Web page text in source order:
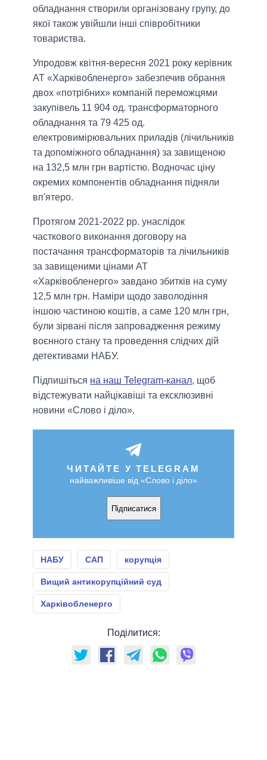
обладнання створили організовану групу, до
якої також увійшли інші співробітники
товариства.
Упродовж квітня-вересня 2021 року керівник
АТ «Харківобленерго» забезпечив обрання
двох «потрібних» компаній переможцями
закупівель 11 904 од. трансформаторного
обладнання та 79 425 од.
електровимірювальних приладів (лічильників
та допоміжного обладнання) за завищеною
на 132,5 млн грн вартістю. Водночас ціну
окремих компонентів обладнання підняли
вп'ятеро.
Протягом 2021-2022 рр. унаслідок
часткового виконання договору на
постачання трансформаторів та лічильників
за завищеними цінами АТ
«Харківобленерго» завдано збитків на суму
12,5 млн грн. Наміри щодо заволодіння
іншою частиною коштів, а саме 120 млн грн,
були зірвані після запровадження режиму
воєнного стану та проведення слідчих дій
детективами НАБУ.
Підпишіться на наш Telegram-канал, щоб
відстежувати найцікавіші та ексклюзивні
новини «Слово і діло».
ЧИТАЙТЕ У TELEGRAM
найважливіше від «Слово і діло»
Підписатися
НАБУ САП корупція
Вищий антикорупційний суд
Харківобленерго
Поділитися: